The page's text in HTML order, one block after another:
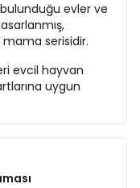
evler ve
serisidir.
evcil hayvan
uygun